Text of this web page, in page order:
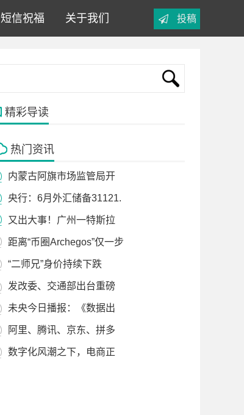
短信祝福 关于我们 投稿
精彩导读
热门资讯
内蒙古阿旗市场监管局开
央行：6月外汇储备31121.
又出大事！广州一特斯拉
距离“币圈Archegos”仅一步
“二师兄”身价持续下跌
发改委、交通部出台重磅
未央今日播报：《数据出
阿里、腾讯、京东、拼多
数字化风潮之下，电商正